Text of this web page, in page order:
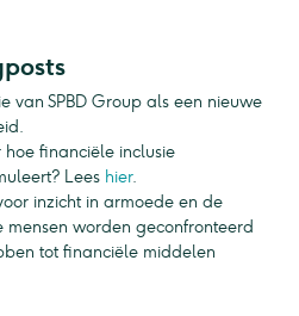
van SPBD Group als een nieuwe
financiële inclusie
Lees hier.
inzicht in armoede en de
worden geconfronteerd
tot financiële middelen